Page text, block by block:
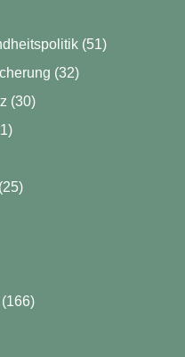
(51)
(32)
(30)
(25)
(166)